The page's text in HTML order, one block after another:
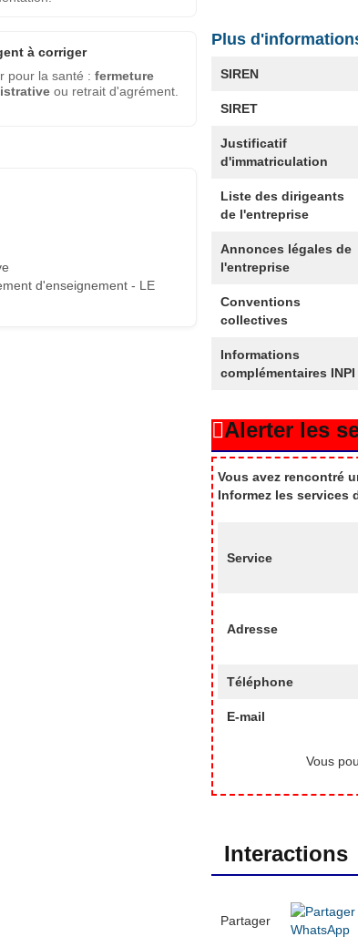
à corriger
pour la santé : fermeture
ou retrait d'agrément.
d'enseignement - LE
Plus
SIREN
SIRET
Justificatif
d'immatriculation
Liste des dirigeants
de l'entreprise
Annonces légales de
l'entreprise
Conventions
collectives
Informations
complémentaires INPI
Alerter les
Vous avez rencontré
Informez les services
Service
Adresse
Téléphone
E-mail
Vous
Interactions
Partager